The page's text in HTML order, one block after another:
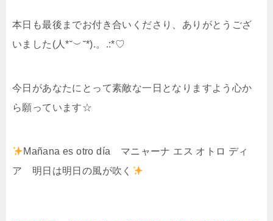
本日も最後までお付き合いくださり、ありがとうござ
いました(人*˘︶˘*).。.:*♡
今日があなたにとって素敵な一日となりますよう心か
ら願っています☆
Mañana es otro día マニャーナ エス オトロ ディ
ア 明日は明日の風が吹く